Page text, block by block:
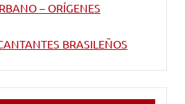
– ORÍGENES
BRASILEÑOS